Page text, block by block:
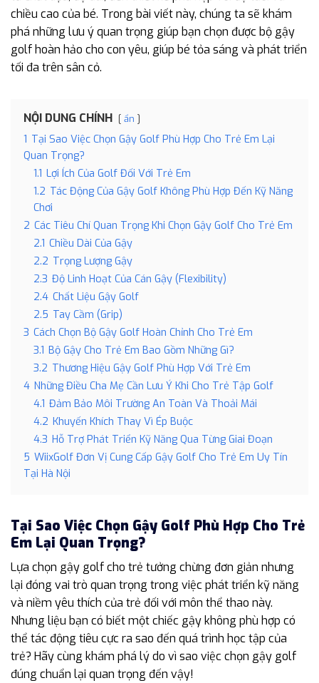
chiều cao của bé. Trong bài viết này, chúng ta sẽ khám
phá những lưu ý quan trọng giúp bạn chọn được bộ gậy
golf hoàn hảo cho con yêu, giúp bé tỏa sáng và phát triển
tối đa trên sân cỏ.
NỘI DUNG CHÍNH ẩn
1 Tại Sao Việc Chọn Gậy Golf Phù Hợp Cho Trẻ Em Lại
Quan Trọng?
1.1 Lợi Ích Của Golf Đối Với Trẻ Em
1.2 Tác Động Của Gậy Golf Không Phù Hợp Đến Kỹ Năng
Chơi
2 Các Tiêu Chí Quan Trọng Khi Chọn Gậy Golf Cho Trẻ Em
2.1 Chiều Dài Của Gậy
2.2 Trọng Lượng Gậy
2.3 Độ Linh Hoạt Của Cán Gậy (Flexibility)
2.4 Chất Liệu Gậy Golf
2.5 Tay Cầm (Grip)
3 Cách Chọn Bộ Gậy Golf Hoàn Chỉnh Cho Trẻ Em
3.1 Bộ Gậy Cho Trẻ Em Bao Gồm Những Gì?
3.2 Thương Hiệu Gậy Golf Phù Hợp Với Trẻ Em
4 Những Điều Cha Mẹ Cần Lưu Ý Khi Cho Trẻ Tập Golf
4.1 Đảm Bảo Môi Trường An Toàn Và Thoải Mái
4.2 Khuyến Khích Thay Vì Ép Buộc
4.3 Hỗ Trợ Phát Triển Kỹ Năng Qua Từng Giai Đoạn
5 WiixGolf Đơn Vị Cung Cấp Gậy Golf Cho Trẻ Em Uy Tín
Tại Hà Nội
Tại Sao Việc Chọn Gậy Golf Phù Hợp Cho Trẻ
Em Lại Quan Trọng?
Lựa chọn gậy golf cho trẻ tưởng chừng đơn giản nhưng
lại đóng vai trò quan trọng trong việc phát triển kỹ năng
và niềm yêu thích của trẻ đối với môn thể thao này.
Nhưng liệu bạn có biết một chiếc gậy không phù hợp có
thể tác động tiêu cực ra sao đến quá trình học tập của
trẻ? Hãy cùng khám phá lý do vì sao việc chọn gậy golf
đúng chuẩn lại quan trọng đến vậy!